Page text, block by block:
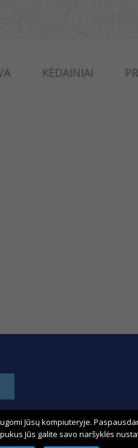
KĖDAINIAI
Jūsų kompiuteryje.
Jūs galite savo naršyklės